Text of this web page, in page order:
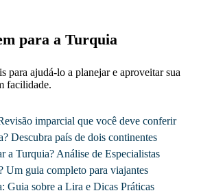
para a Turquia
para ajudá-lo a planejar e aproveitar sua
facilidade.
imparcial que você deve conferir
Descubra país de dois continentes
a Turquia? Análise de Especialistas
Um guia completo para viajantes
Guia sobre a Lira e Dicas Práticas